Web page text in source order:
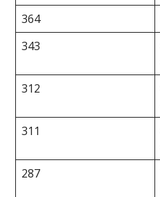
364
343
312
311
287